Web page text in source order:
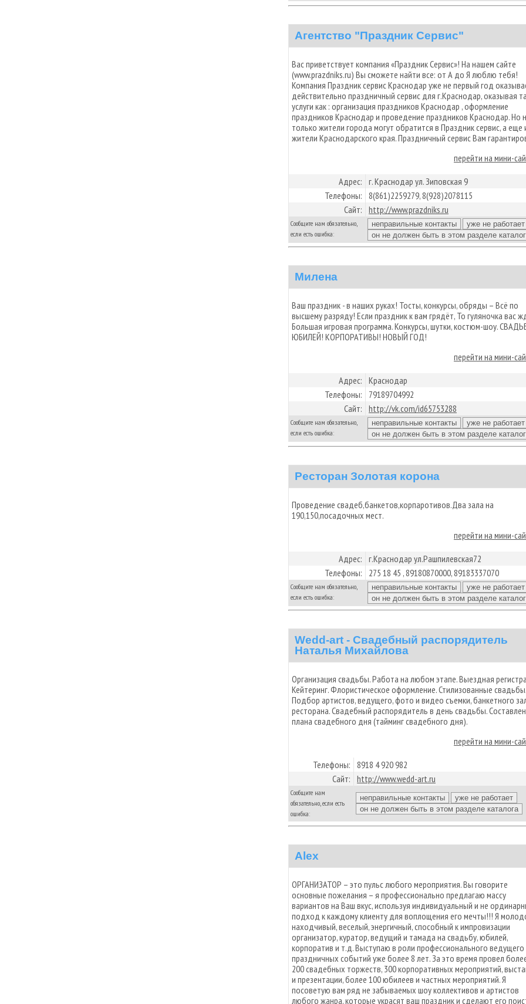
Агентство "Праздник Сервис"
Вас приветствует компания «Праздник Сервис»! На нашем сайте
(www.prazdniks.ru) Вы сможете найти все: от А до Я люблю тебя!
Компания Праздник сервис Краснодар уже не первый год
действительно праздничный сервис для г.Краснодар, оказывая
услуги как : организация праздников Краснодар , оформление
праздников Краснодар и проведение праздников Краснодар. Но
только жители города могут обратится в Праздник сервис, а еще
жители Краснодарского края. Праздничный сервис Вам
перейти на мини-
Адрес: г. Краснодар ул. Зиповская 9
Телефоны: 8(861)2259279, 8(928)2078115
Сайт: http://www.prazdniks.ru
Сообщите нам обязательно,
если есть ошибка:
Милена
Ваш праздник - в наших руках! Тосты, конкурсы, обряды – Всё по
высшему разряду! Если праздник к вам грядёт, То гуляночка вас
Большая игровая программа. Конкурсы, шутки, костюм-шоу.
ЮБИЛЕЙ! КОРПОРАТИВЫ! НОВЫЙ ГОД!
перейти на мини-
Адрес: Краснодар
Телефоны:
79189704992
Сайт: http://vk.com/id65753288
Сообщите нам обязательно,
если есть ошибка:
Ресторан Золотая корона
Проведение свадеб,банкетов,корпаротивов.Два зала на
190,150,посадочных мест.
перейти на мини-
Адрес: г.Краснодар ул.Рашпилевская72
Телефоны:
275 18 45 , 89180870000, 89183337070
Сообщите нам обязательно,
если есть ошибка:
Wedd-art - Свадебный распорядитель
Наталья Михайлова
Организация свадьбы. Работа на любом этапе. Выездная
Кейтеринг. Флористическое оформление. Стилизованные свадьбы.
Подбор артистов, ведущего, фото и видео съемки, банкетного
ресторана. Свадебный распорядитель в день свадьбы.
плана свадебного дня (тайминг свадебного дня).
перейти на мини-
Телефоны: 8918 4 920 982
Сайт: http://www.wedd-art.ru
Сообщите нам
обязательно, если есть
ошибка:
Alex
ОРГАНИЗАТОР – это пульс любого мероприятия. Вы говорите
основные пожелания – я профессионально предлагаю массу
вариантов на Ваш вкус, используя индивидуальный и не
подход к каждому клиенту для воплощения его мечты!!! Я
находчивый, веселый, энергичный, способный к импровизации
организатор, куратор, ведущий и тамада на свадьбу, юбилей,
корпоратив и т.д. Выступаю в роли профессионального ведущего
праздничных событий уже более 8 лет. За это время провел
200 свадебных торжеств, 300 корпоративных мероприятий,
и презентации, более 100 юбилеев и частных мероприятий. Я
посоветую вам ряд не забываемых шоу коллективов и артистов
любого жанра, которые украсят ваш праздник и сделают его